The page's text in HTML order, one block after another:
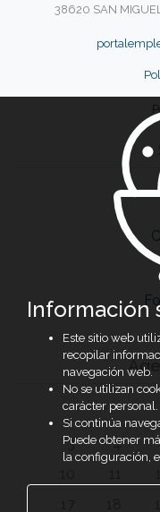
38620 SAN
3
4
Información
Este sitio web
recopilar
navegación web.
No se utilizan
carácter personal.
Si continúa
Puede obtener
la configuración,